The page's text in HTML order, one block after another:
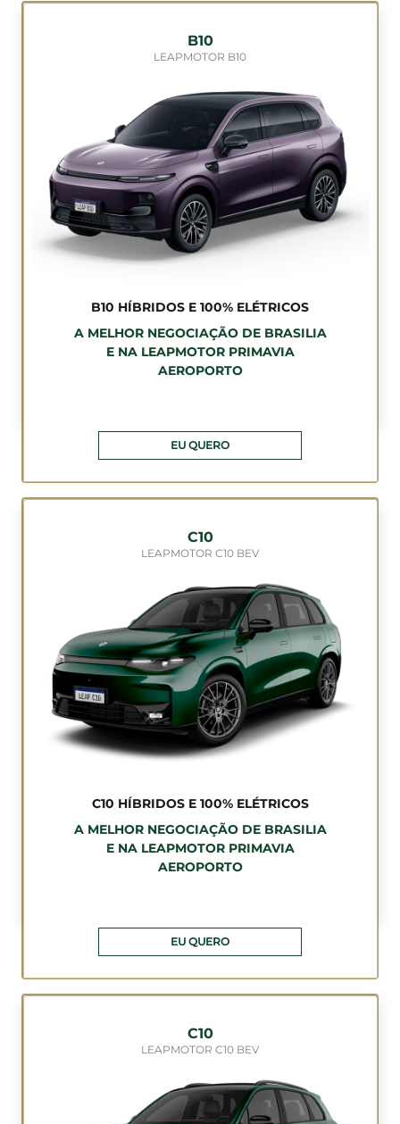
B10
LEAPMOTOR B10
B10 HÍBRIDOS E 100% ELÉTRICOS
A MELHOR NEGOCIAÇÃO DE BRASILIA
E NA LEAPMOTOR PRIMAVIA
AEROPORTO
EU QUERO
C10
LEAPMOTOR C10 BEV
C10 HÍBRIDOS E 100% ELÉTRICOS
A MELHOR NEGOCIAÇÃO DE BRASILIA
E NA LEAPMOTOR PRIMAVIA
AEROPORTO
EU QUERO
C10
LEAPMOTOR C10 BEV